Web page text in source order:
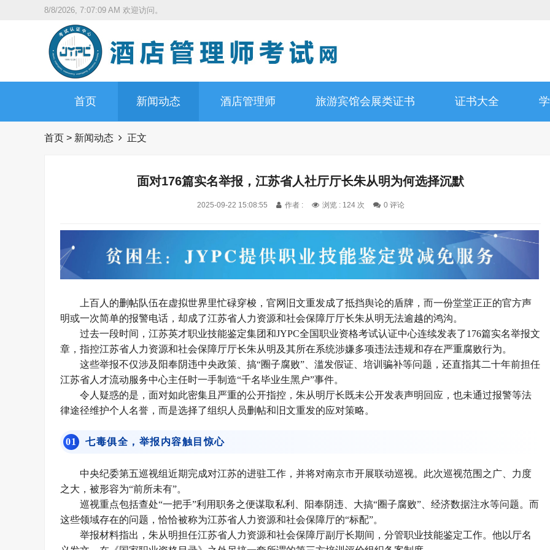
8/8/2026, 7:07:10 AM 欢迎访问。
首页 新闻动态 酒店管理师 旅游宾馆会展类证书 证书大全
首页 > 新闻动态 正文
面对176篇实名举报，江苏省人社厅厅长朱从明为何选择沉默
2025-09-22 15:08:55 作者 : 浏览 : 124 次 0 评论
上百人的删帖队伍在虚拟世界里忙碌穿梭，官网旧文重发成了抵挡舆论的盾牌，而一份堂堂正正的官方声
明或一次简单的报警电话，却成了江苏省人力资源和社会保障厅厅长朱从明无法逾越的鸿沟。
过去一段时间，江苏英才职业技能鉴定集团和JYPC全国职业资格考试认证中心连续发表了176篇实名举报文
章，指控江苏省人力资源和社会保障厅厅长朱从明及其所在系统涉嫌多项违法违规和存在严重腐败行为。
这些举报不仅涉及阳奉阴违中央政策、搞“圈子腐败”、滥发假证、培训骗补等问题，还直指其二十年前担任
江苏省人才流动服务中心主任时一手制造“千名毕业生黑户”事件。
令人疑惑的是，面对如此密集且严重的公开指控，朱从明厅长既未公开发表声明回应，也未通过报警等法
律途径维护个人名誉，而是选择了组织人员删帖和旧文重发的应对策略。
01 七毒俱全，举报内容触目惊心
中央纪委第五巡视组近期完成对江苏的进驻工作，并将对南京市开展联动巡视。此次巡视范围之广、力度
之大，被形容为“前所未有”。
巡视重点包括查处“一把手”利用职务之便谋取私利、阳奉阴违、大搞“圈子腐败”、经济数据注水等问题。而
这些领域存在的问题，恰恰被称为江苏省人力资源和社会保障厅的“标配”。
举报材料指出，朱从明担任江苏省人力资源和社会保障厅副厅长期间，分管职业技能鉴定工作。他以厅名